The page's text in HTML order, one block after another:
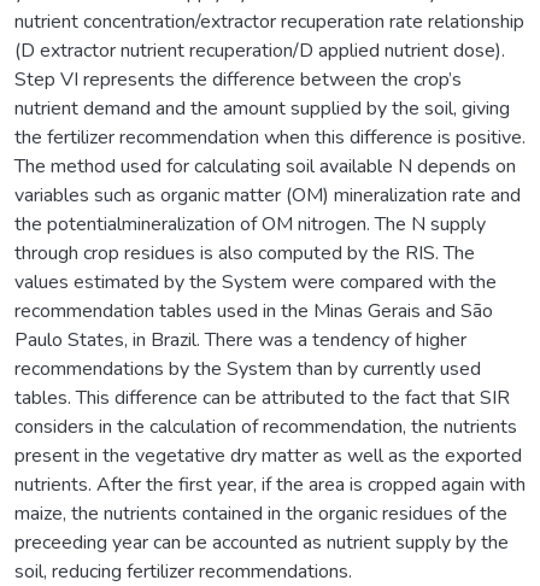
nutrient concentration/extractor recuperation rate relationship
(D extractor nutrient recuperation/D applied nutrient dose).
Step VI represents the difference between the crop’s
nutrient demand and the amount supplied by the soil, giving
the fertilizer recommendation when this difference is positive.
The method used for calculating soil available N depends on
variables such as organic matter (OM) mineralization rate and
the potentialmineralization of OM nitrogen. The N supply
through crop residues is also computed by the RIS. The
values estimated by the System were compared with the
recommendation tables used in the Minas Gerais and São
Paulo States, in Brazil. There was a tendency of higher
recommendations by the System than by currently used
tables. This difference can be attributed to the fact that SIR
considers in the calculation of recommendation, the nutrients
present in the vegetative dry matter as well as the exported
nutrients. After the first year, if the area is cropped again with
maize, the nutrients contained in the organic residues of the
preceeding year can be accounted as nutrient supply by the
soil, reducing fertilizer recommendations.